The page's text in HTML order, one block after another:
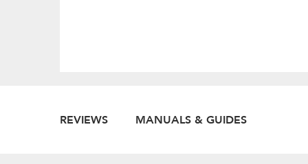
REVIEWS MANUALS & GUIDES